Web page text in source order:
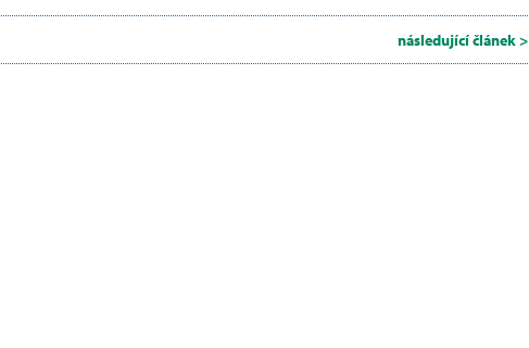
následující článek >